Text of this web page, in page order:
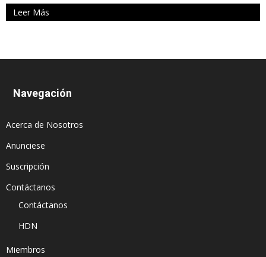
Leer Más
Navegación
Acerca de Nosotros
Anunciese
Suscripción
Contáctanos
Contáctanos
HDN
Miembros